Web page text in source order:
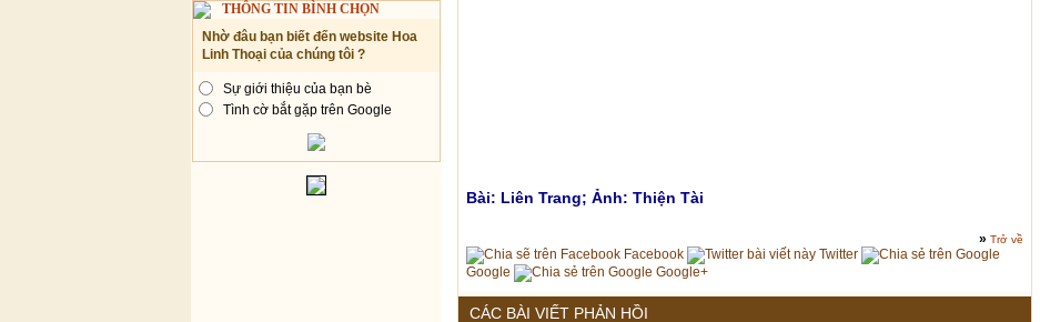
Báo Giác Ngộ
Vesak 2014
THÔNG TIN BÌNH CHỌN
Nhờ đâu bạn biết đến website Hoa
Linh Thoại của chúng tôi ?
Sự giới thiệu của bạn bè
Tình cờ bắt gặp trên Google
Bài: Liên Trang; Ảnh: Thiện Tài
» Trở về
Facebook
Twitter
Google
Google+
CÁC BÀI VIẾT PHẢN HỒI